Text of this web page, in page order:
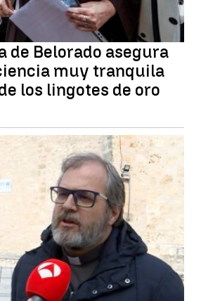
de Belorado asegura
muy tranquila
los lingotes de oro